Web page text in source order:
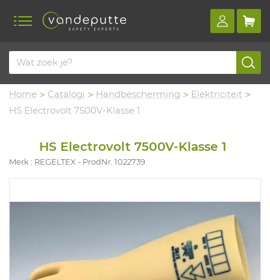
Home Catalogi Handbescherming
Elektriciteit
HS Electrovolt 7500V-Klasse 1
HS Electrovolt 7500V-Klasse 1
Merk : REGELTEX ProdNr. 1022739